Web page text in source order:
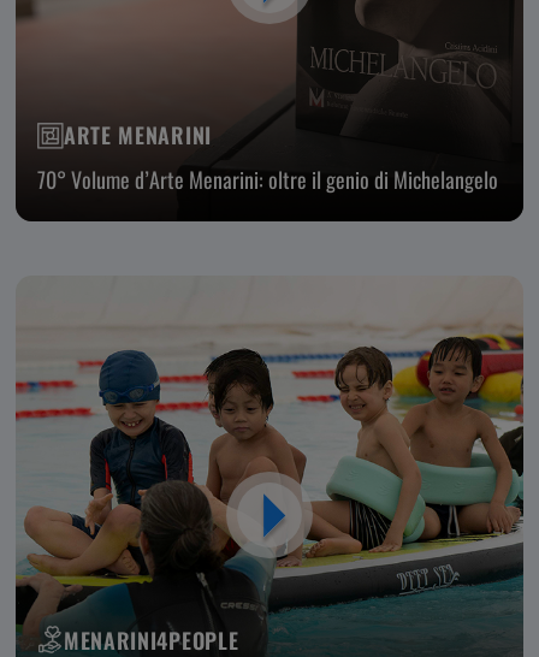
ARTE MENARINI
70° Volume d’Arte Menarini: oltre il genio di Michelangelo
MENARINI4PEOPLE